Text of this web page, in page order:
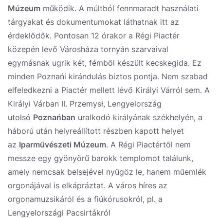
Múzeum működik. A múltból fennmaradt használati
tárgyakat és dokumentumokat láthatnak itt az
érdeklődők. Pontosan 12 órakor a Régi Piactér
közepén levő Városháza tornyán szarvaival
egymásnak ugrik két, fémből készült kecskegida. Ez
minden Poznańi kirándulás biztos pontja. Nem szabad
elfeledkezni a Piactér mellett lévő Királyi Várról sem. A
Királyi Várban II. Przemysł, Lengyelország
utolsó Poznańban uralkodó királyának székhelyén, a
háború után helyreállított részben kapott helyet
az Iparművészeti Múzeum. A Régi Piactértől nem
messze egy gyönyörű barokk templomot találunk,
amely nemcsak belsejével nyűgöz le, hanem műemlék
orgonájával is elkápráztat. A város híres az
orgonamuzsikáról és a fiúkórusokról, pl. a
Lengyelországi Pacsirtákról